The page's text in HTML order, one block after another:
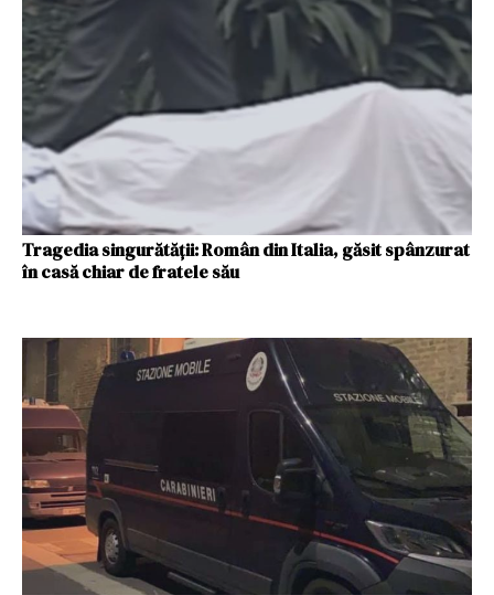
Tragedia singurătății: Român din Italia, găsit spânzurat
în casă chiar de fratele său